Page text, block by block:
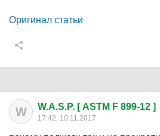
Оригинал статьи
W W.A.S.P. [ ASTM F 899-12 ]
17:42, 10.11.2017